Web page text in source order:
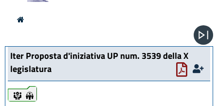
Iter Proposta d'iniziativa UP num. 3539 della X
legislatura